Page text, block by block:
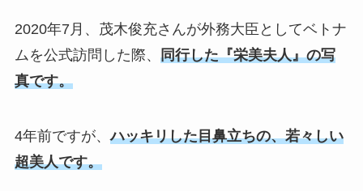
2020年7月、 茂木俊充さんが外務大臣としてベトナ
ムを公式訪問した際、 同行した『栄美夫人』の写
真です。
4年前ですが、ハッキリした目鼻立ちの、若々しい
超美人です。